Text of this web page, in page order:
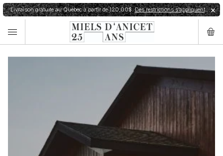
✕
Livraison gratuite au Québec à partir de 120,00$.Des restrictions s’appliquent